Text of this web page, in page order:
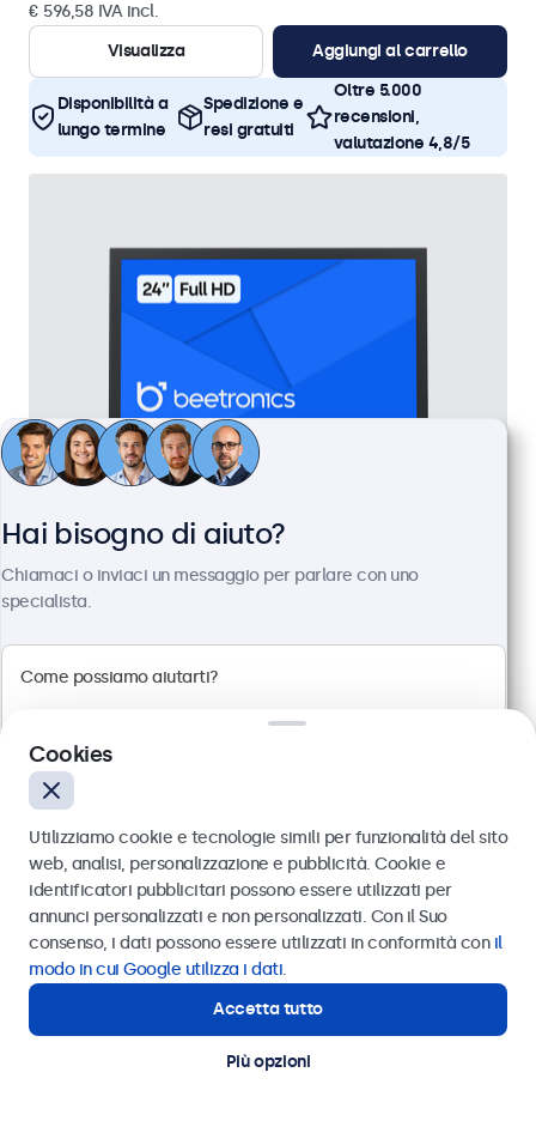
€ 596,58 IVA incl.
Visualizza
Aggiungi al carrello
Disponibilità a
lungo termine
Spedizione e
resi gratuiti
Oltre 5.000
recensioni,
valutazione 4,8/5
Monitor 24 Pollici Metallo
Articolo:24HD7M
100+ pezzi disponibili
Connessioni: HDMI, VGA, BNC, RCA
Montaggio: scrivania, parete, incasso
Dimensioni esterne: 560 x 337 x 41 mm
€ 608,78 IVA incl.
Visualizza
Aggiungi al carrello
Hai bisogno di aiuto?
Chiamaci o inviaci un messaggio per parlare con uno
specialista.
Inviare
Oppure chiamaci al
Contatta i nostri esperti
Cookies
Utilizziamo cookie e tecnologie simili per funzionalità del sito
web, analisi, personalizzazione e pubblicità. Cookie e
identificatori pubblicitari possono essere utilizzati per
annunci personalizzati e non personalizzati. Con il Suo
consenso, i dati possono essere utilizzati in conformità con il
modo in cui Google utilizza i dati.
Accetta tutto
Più opzioni